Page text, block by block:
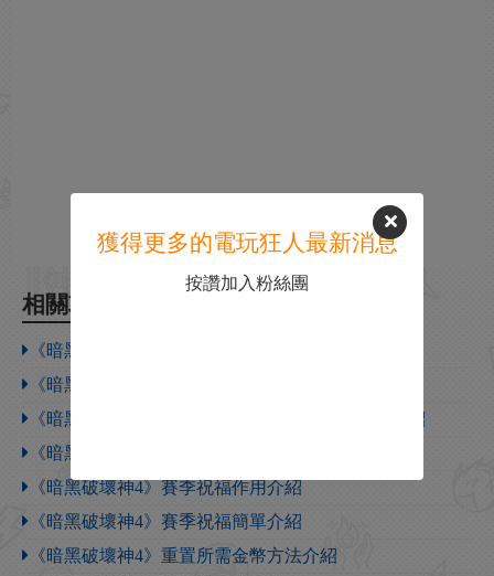
相關攻略
《暗黑破壞神4》隊伍查找器使用方法介紹
《暗黑破壞神4》創建隊伍方法介紹
《暗黑破壞神4》放逐領主的護身符效果及屬性介紹
《暗黑破壞神4》放逐領主的護身符獲取方法介紹
《暗黑破壞神4》賽季祝福作用介紹
《暗黑破壞神4》賽季祝福簡單介紹
《暗黑破壞神4》重置所需金幣方法介紹
獲得更多的電玩狂人最新消息
按讚加入粉絲團